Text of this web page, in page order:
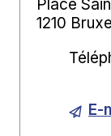
Place
1210
E-